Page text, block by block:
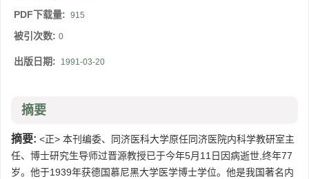
PDF下载量: 915
被引次数: 0
出版日期: 1991-03-20
摘要
摘要: <正> 本刊编委、同济医科大学原任同济医院内科学教研室主
任、博士研究生导师过晋源教授已于今年5月11日因病逝世,终年77
岁。他于1939年获德国慕尼黑大学医学博士学位。他是我国著名内